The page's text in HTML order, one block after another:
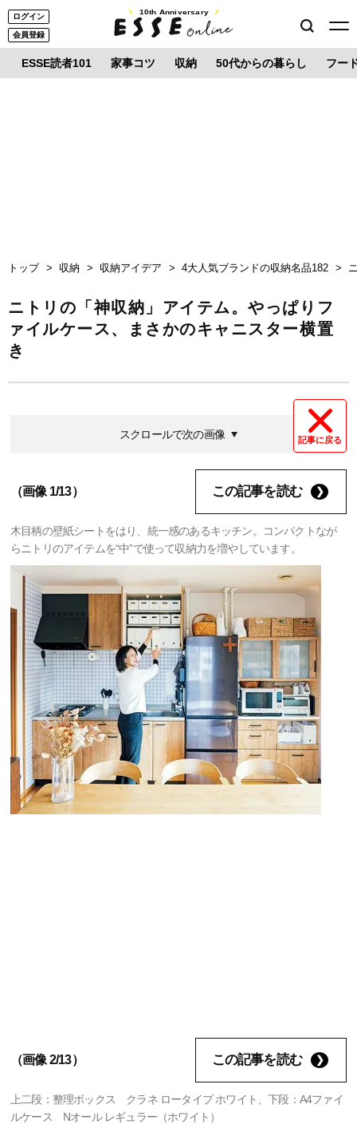
ログイン
会員登録
10th Anniversary
ESSE読者101 家事コツ 収納 50代からの暮らし フー
トップ 収納 収納アイデア 4大人気ブランドの収納名品182
ニトリの「神収納」アイテム。やっぱりフ
ァイルケース、まさかのキャニスター横置
き
記事に戻る
スクロールで次の画像
（画像 1/13） この記事を読む
木目柄の壁紙シートをはり、統一感のあるキッチン。コンパクトなが
らニトリのアイテムを“中”で使って収納力を増やしています。
（画像 2/13） この記事を読む
上二段：整理ボックス クラネ ロータイプ ホワイト、下段：A4ファイ
ルケース Nオール レギュラー（ホワイト）